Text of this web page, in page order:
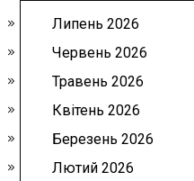
Липень 2026
Червень 2026
Травень 2026
Квітень 2026
Березень 2026
Лютий 2026